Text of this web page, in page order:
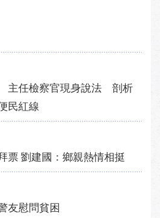
主任檢察官現身說法 剖析
民紅線
票 劉建國：鄉親熱情相挺
友慰問貧困